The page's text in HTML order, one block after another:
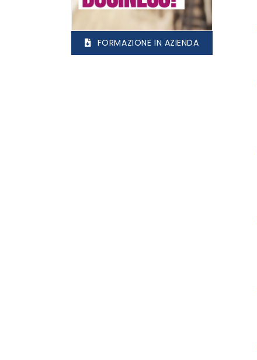
FORMAZIONE IN AZIENDA